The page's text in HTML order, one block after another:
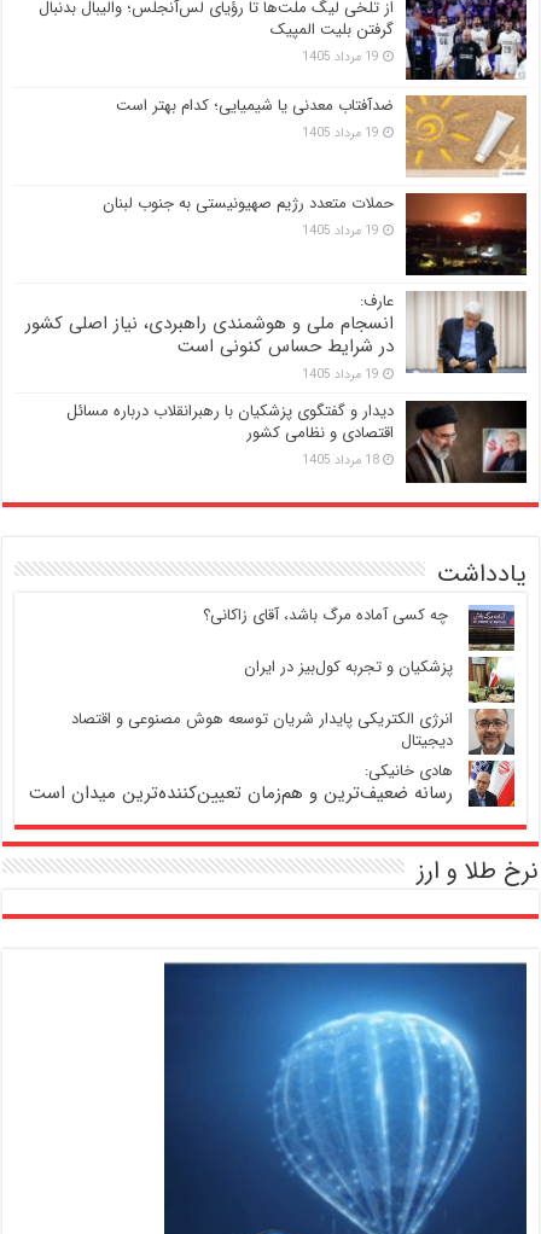
از تلخی لیگ ملت‌ها تا رؤیای لس‌آنجلس؛ والیبال بدنبال
گرفتن بلیت المپیک
19 مرداد 1405
ضدآفتاب‌ معدنی یا شیمیایی؛ کدام بهتر است
19 مرداد 1405
حملات متعدد رژیم صهیونیستی به جنوب لبنان
19 مرداد 1405
عارف:
انسجام ملی و هوشمندی راهبردی، نیاز اصلی کشور
در شرایط حساس کنونی است
19 مرداد 1405
دیدار و گفتگوی پزشکیان با رهبرانقلاب درباره مسائل
اقتصادی و نظامی کشور
18 مرداد 1405
یادداشت
‍ چه کسی آماده مرگ باشد، آقای زاکانی؟
پزشکیان و تجربه کول‌بیز در ایران
انرژی الکتریکی پایدار شریان توسعه هوش مصنوعی و اقتصاد
دیجیتال
هادی خانیکی:
رسانه ضعیف‌ترین و هم‌زمان تعیین‌کننده‌ترین میدان است
نرخ طلا و ارز